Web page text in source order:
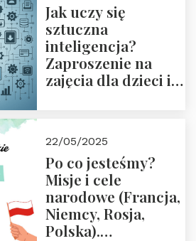
Jak uczy się
sztuczna
inteligencja?
Zaproszenie na
zajęcia dla dzieci i
22/05/2025
Po co jesteśmy?
Misje i cele
narodowe (Francja,
Niemcy, Rosja,
Polska).